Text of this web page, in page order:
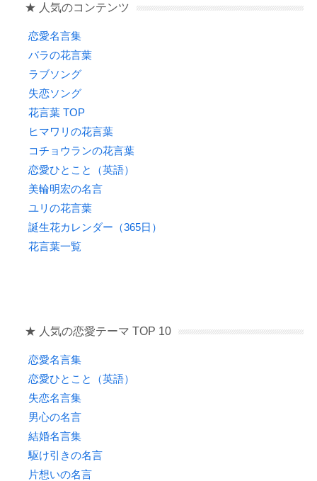
k
★ 人気のコンテンツ
恋愛名言集
バラの花言葉
ラブソング
失恋ソング
花言葉 TOP
ヒマワリの花言葉
コチョウランの花言葉
恋愛ひとこと（英語）
美輪明宏の名言
ユリの花言葉
誕生花カレンダー（365日）
花言葉一覧
★ 人気の恋愛テーマ TOP 10
恋愛名言集
恋愛ひとこと（英語）
失恋名言集
男心の名言
結婚名言集
駆け引きの名言
片想いの名言